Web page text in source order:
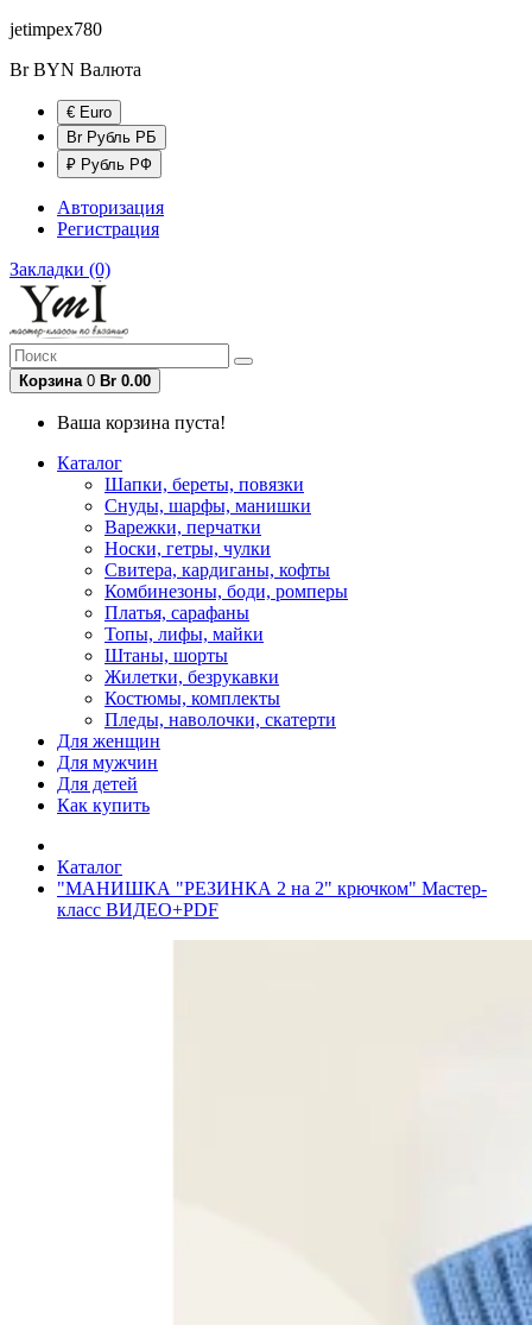
jetimpex780
Br BYN Валюта
€ Euro
Br Рубль РБ
₽ Рубль РФ
Авторизация
Регистрация
Закладки (0)
Корзина 0 Br 0.00
Ваша корзина пуста!
Каталог
Шапки, береты, повязки
Снуды, шарфы, манишки
Варежки, перчатки
Носки, гетры, чулки
Свитера, кардиганы, кофты
Комбинезоны, боди, ромперы
Платья, сарафаны
Топы, лифы, майки
Штаны, шорты
Жилетки, безрукавки
Костюмы, комплекты
Пледы, наволочки, скатерти
Для женщин
Для мужчин
Для детей
Как купить
Каталог
"МАНИШКА "РЕЗИНКА 2 на 2" крючком" Мастер-
класс ВИДЕО+PDF